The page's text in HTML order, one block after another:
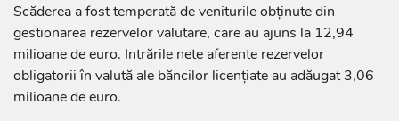
Scăderea a fost temperată de veniturile obținute din
gestionarea rezervelor valutare, care au ajuns la 12,94
milioane de euro. Intrările nete aferente rezervelor
obligatorii în valută ale băncilor licențiate au adăugat 3,06
milioane de euro.